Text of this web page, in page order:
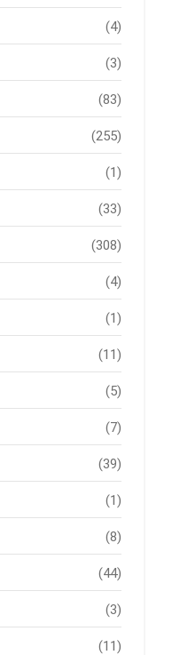
(4)
(3)
(83)
(255)
(1)
(33)
(308)
(4)
(1)
(11)
(5)
(7)
(39)
(1)
(8)
(44)
(3)
(11)